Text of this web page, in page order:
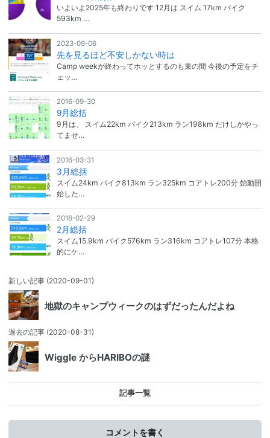
いよいよ2025年も終わりです 12月は スイム 17km バイク
593km …
2023-09-06
先を見るほど不安しかない時は
Camp weekが終わってホッとするのも束の間 今後の予定をチ
ェッ…
2016-09-30
9月総括
9月は、 スイム22km バイク213km ラン198km だけしかやっ
てませ…
2016-03-31
3月総括
スイム24km バイク813km ラン325km コアトレ200分 始動開
始した…
2016-02-29
2月総括
スイム15.9km バイク576km ラン316km コアトレ107分 本格
的にケ…
新しい記事 (2020-09-01)
地獄のキャンプウィークのはずだったんだよね
過去の記事 (2020-08-31)
Wiggle からHARIBOの謎
記事一覧
コメントを書く